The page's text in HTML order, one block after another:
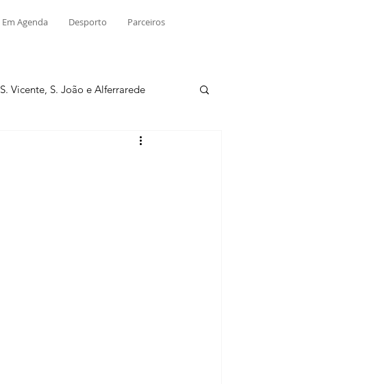
Em Agenda Desporto Parceiros
S. Vicente, S. João e Alferrarede